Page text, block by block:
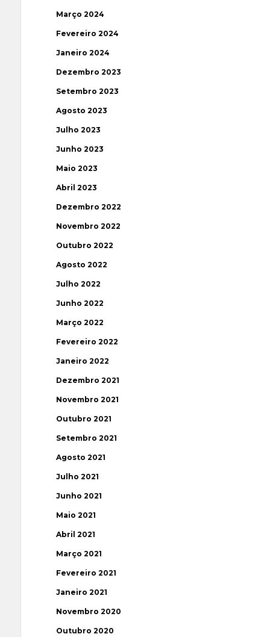
Março 2024
Fevereiro 2024
Janeiro 2024
Dezembro 2023
Setembro 2023
Agosto 2023
Julho 2023
Junho 2023
Maio 2023
Abril 2023
Dezembro 2022
Novembro 2022
Outubro 2022
Agosto 2022
Julho 2022
Junho 2022
Março 2022
Fevereiro 2022
Janeiro 2022
Dezembro 2021
Novembro 2021
Outubro 2021
Setembro 2021
Agosto 2021
Julho 2021
Junho 2021
Maio 2021
Abril 2021
Março 2021
Fevereiro 2021
Janeiro 2021
Novembro 2020
Outubro 2020